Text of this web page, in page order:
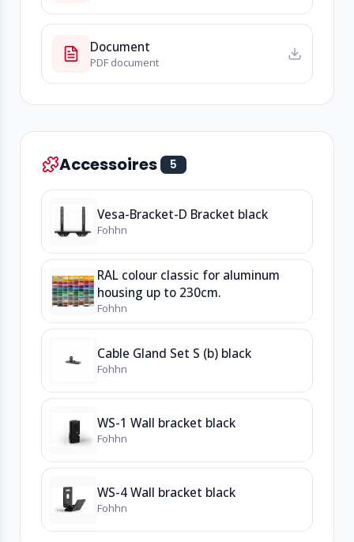
Document
PDF document
Accessoires 5
Vesa-Bracket-D Bracket black
Fohhn
RAL colour classic for aluminum
housing up to 230cm.
Fohhn
Cable Gland Set S (b) black
Fohhn
WS-1 Wall bracket black
Fohhn
WS-4 Wall bracket black
Fohhn